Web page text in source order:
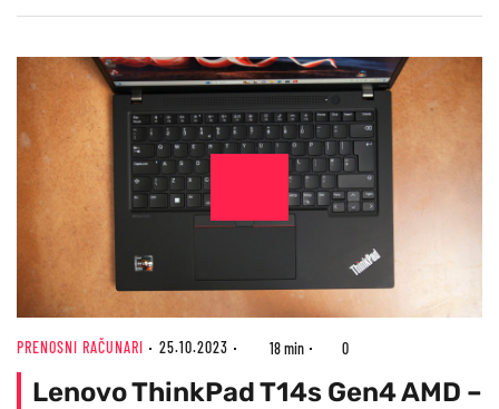
PRENOSNI RAČUNARI 25.10.2023 18 min 0
Lenovo ThinkPad T14s Gen4 AMD –